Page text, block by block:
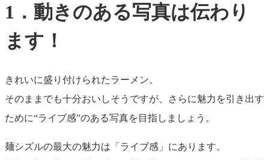
1．動きのある写真は伝わり
ます！
きれいに盛り付けられたラーメン。
そのままでも十分おいしそうですが、さらに魅力を引き出す
ために“ライブ感”のある写真を目指しましょう。
麺シズルの最大の魅力は「ライブ感」にあります。